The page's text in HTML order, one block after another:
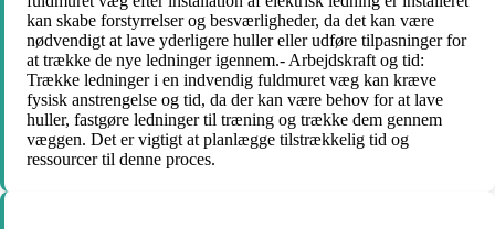
kan skabe forstyrrelser og besværligheder, da det kan være
nødvendigt at lave yderligere huller eller udføre tilpasninger for
at trække de nye ledninger igennem.- Arbejdskraft og tid:
Trække ledninger i en indvendig fuldmuret væg kan kræve
fysisk anstrengelse og tid, da der kan være behov for at lave
huller, fastgøre ledninger til træning og trække dem gennem
væggen. Det er vigtigt at planlægge tilstrækkelig tid og
ressourcer til denne proces.